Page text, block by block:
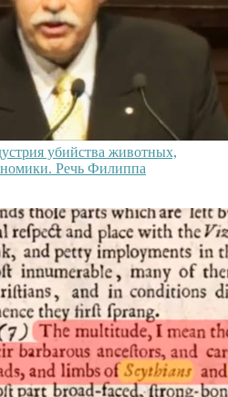
убийства животных,
Речь Филиппа